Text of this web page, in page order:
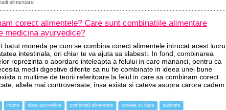
alimentare
corect alimentele? Care sunt combinatiile alimentare
medicina ayurvedice?
batut moneda pe cum se combina corect alimentele intrucat acest lucru
intestinala, ori chiar te va ajuta sa slabesti. In fond, combinarea
reprezinta o abordare inteleapta a felului in care mananci, pentru ca
medii digestive diferite sa nu fie combinate in ideea unei bune
o multime de teorii referitoare la felul in care sa combinam corect
altele mai controversate, insa exista si cateva asupra carora cadem
fructe dieta ayurvedica combinatii alimentare cereale cu lapte balonare